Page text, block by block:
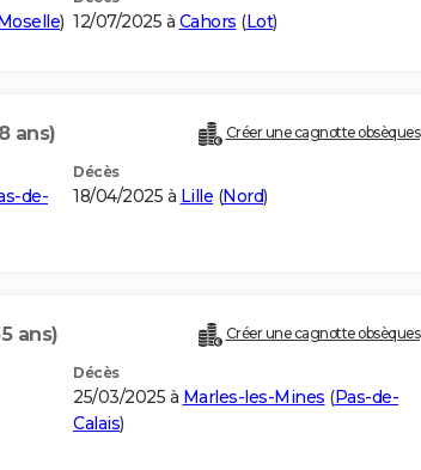
) 12/07/2025 à Cahors (Lot)
ans) Créer une cagnotte obsèques
de-
Décès
18/04/2025 à Lille (Nord)
ans) Créer une cagnotte obsèques
Décès
25/03/2025 à Marles-les-Mines (Pas-de-
Calais)